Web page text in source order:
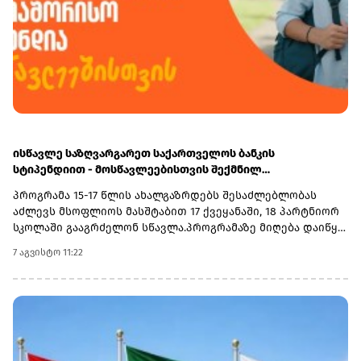
ისწავლე საზღვარგარეთ საქართველოს ბანკის
სტიპენდიით - მოსწავლეებისთვის შექმნილ
პროგრამა 15-17 წლის ახალგაზრდებს შესაძლებლობას
აძლევს მსოფლიოს მასშტაბით 17 ქვეყანაში, 18 პარტნიორ
სკოლაში გააგრძელონ სწავლა.პროგრამაზე მიღება დაიწყო
ეწვიეთ ვებგვერდს. ინფორმაციისთვის, გაერთიანებული
მსოფლიო სკოლები (UWC) წარმოადგენს საერთაშორისო
საგანმანათლებლო მოძრაობას ახალგაზრდებისთვის,
სხვადასხვა ერისა და კულტურის დასაახლოებლად და ამ
გზით შეუწყოს ხელი მშვიდობიანი და მდგრადი მომავლის
შექმნას. UWC მსოფლიოს სხვადასხვა კონტინენტის 18
7 აგვისტო 11:22